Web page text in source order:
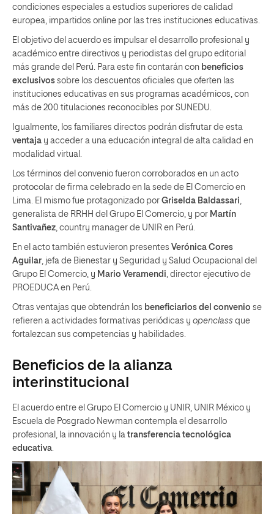
condiciones especiales a estudios superiores de calidad
europea, impartidos online por las tres instituciones educativas.
El objetivo del acuerdo es impulsar el desarrollo profesional y
académico entre directivos y periodistas del grupo editorial
más grande del Perú. Para este fin contarán con beneficios
exclusivos sobre los descuentos oficiales que oferten las
instituciones educativas en sus programas académicos, con
más de 200 titulaciones reconocibles por SUNEDU.
Igualmente, los familiares directos podrán disfrutar de esta
ventaja y acceder a una educación integral de alta calidad en
modalidad virtual.
Los términos del convenio fueron corroborados en un acto
protocolar de firma celebrado en la sede de El Comercio en
Lima. El mismo fue protagonizado por Griselda Baldassari
generalista de RRHH del Grupo El Comercio, y por Martín
Santivañez , country manager de UNIR en Perú.
En el acto también estuvieron presentes Verónica Cores
Aguilar , jefa de Bienestar y Seguridad y Salud Ocupacional del
Grupo El Comercio, y Mario Veramendi , director ejecutivo de
PROEDUCA en Perú.
Otras ventajas que obtendrán los beneficiarios del convenio se
refieren a actividades formativas periódicas y openclass que
fortalezcan sus competencias y habilidades.
Beneficios de la alianza
interinstitucional
El acuerdo entre el Grupo El Comercio y UNIR, UNIR México y
Escuela de Posgrado Newman contempla el desarrollo
profesional, la innovación y la transferencia tecnológica
educativa